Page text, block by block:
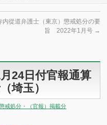
内從道弁護士（東京）懲戒処分の要
旨 2022年1月号 →
24日付官報通算
埼玉）
戒処分・（官報）掲載分